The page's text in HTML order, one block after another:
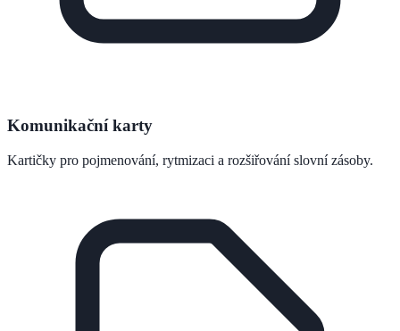
Komunikační karty
Kartičky pro pojmenování, rytmizaci a rozšiřování slovní zásoby.